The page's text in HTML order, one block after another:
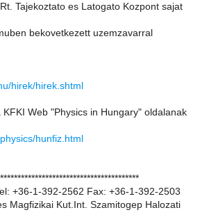
Tajekoztato es Latogato Kozpont sajat
bekovetkezett uzemzavarral
hirek/hirek.shtml
Web "Physics in Hungary" oldalanak
hunfiz.html
+36-1-392-2562 Fax: +36-1-392-2503
Magfizikai Kut.Int. Szamitogep Halozati